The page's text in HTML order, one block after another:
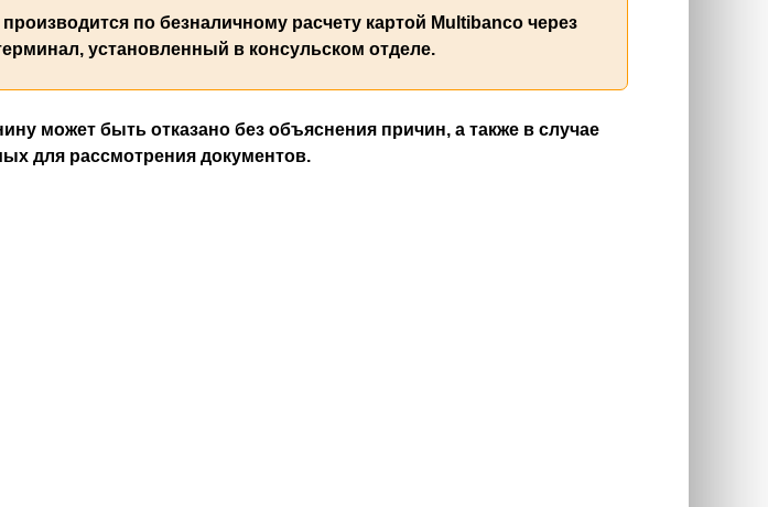
по безналичному расчету картой Multibanco через
установленный в консульском отделе.
может быть отказано без объяснения причин, а также в случае
для рассмотрения документов.